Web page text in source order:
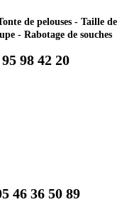
de pelouses - Taille de
- Rabotage de souches
98 42 20
46 36 50 89